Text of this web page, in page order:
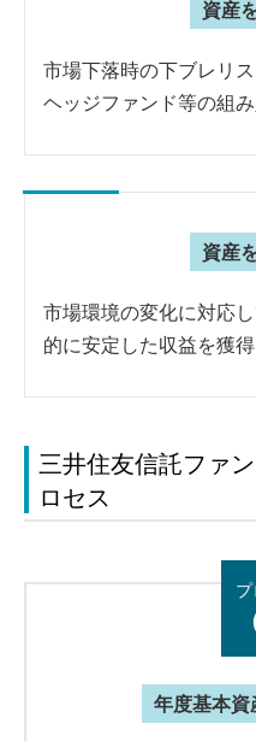
資産
市場下落時の下ブレリ
ヘッジファンド等の組
資産
市場環境の変化に対応
的に安定した収益を獲得
三井住友信託ファ
ロセス
年度基本資